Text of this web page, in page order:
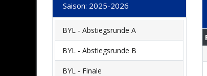
Saison: 2025-2026
BYL - Abstiegsrunde A
BYL - Abstiegsrunde B
BYL - Finale